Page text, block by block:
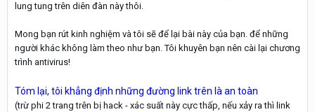
lung tung trên diên đàn này thôi.
Mong bạn rút kinh nghiệm và tôi sẽ để lại bài này của bạn. để những
người khác không làm theo như bạn. Tôi khuyên bạn nên cài lại chương
trình antivirus!
Tóm lại, tôi khẳng định những đường link trên là an toàn
(trừ phi 2 trang trên bị hack - xác suất này cực thấp, nếu xảy ra thì link